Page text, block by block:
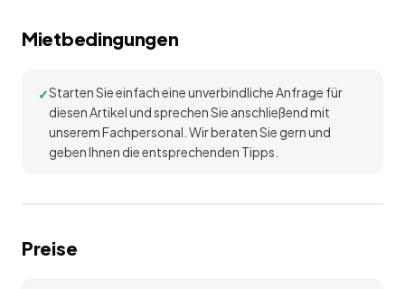
Mietbedingungen
Starten Sie einfach eine unverbindliche Anfrage für
diesen Artikel und sprechen Sie anschließend mit
unserem Fachpersonal. Wir beraten Sie gern und
geben Ihnen die entsprechenden Tipps.
Preise